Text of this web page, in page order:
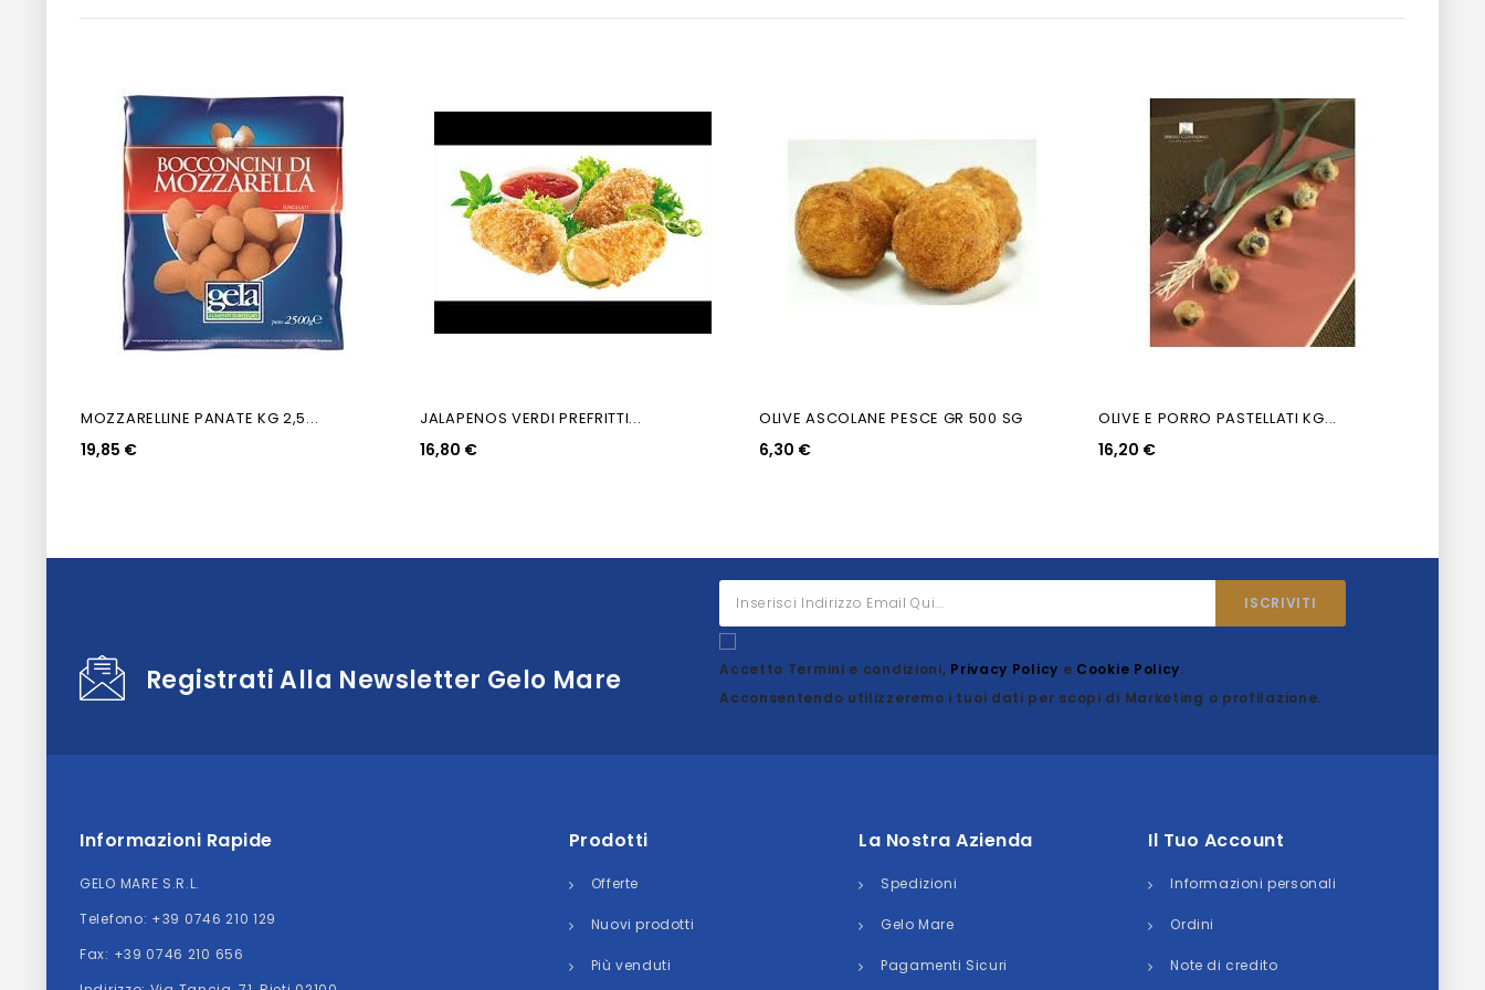
MOZZARELLINE PANATE KG 2,5...
19,85 €
JALAPENOS VERDI PREFRITTI...
16,80 €
OLIVE ASCOLANE PESCE GR 500 SG
6,30 €
OLIVE E PORRO PASTELLATI KG...
16,20 €
Registrati Alla Newsletter Gelo Mare Accetto Termini e condizioni, Privacy Policy e Cookie Policy.
Acconsentendo utilizzeremo i tuoi dati per scopi di Marketing o profilazione.
Informazioni Rapide
GELO MARE S.R.L.
Telefono: +39 0746 210 129
Fax: +39 0746 210 656
Prodotti
Offerte
Nuovi prodotti
Più venduti
La Nostra Azienda
Spedizioni
Gelo Mare
Pagamenti Sicuri
Il Tuo Account
Informazioni personali
Ordini
Note di credito